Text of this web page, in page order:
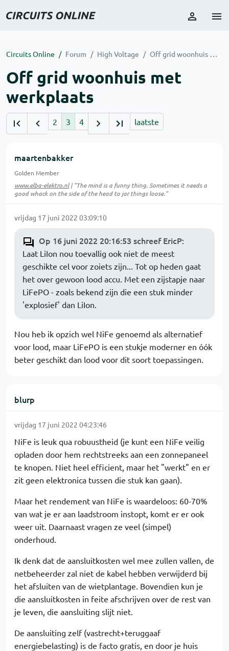
Circuits Online Forum High Voltage Off grid woonhuis met werkplaats
Off grid woonhuis met
werkplaats
2 3 4 laatste
maartenbakker
Golden Member
www.elba-elektro.nl| "The mind is a funny thing. Sometimes it needs a
good whack on the side of the head to jar things loose."
vrijdag 17 juni 2022 03:09:10
Op 16 juni 2022 20:16:53 schreef EricP:
Laat LiIon nou toevallig ook niet de meest
geschikte cel voor zoiets zijn... Tot op heden gaat
het over gewoon lood accu. Met een zijstapje naar
LiFePO - zoals bekend zijn die een stuk minder
'explosief' dan LiIon.
Nou heb ik opzich wel NiFe genoemd als alternatief
voor lood, maar LiFePO is een stukje moderner en óók
beter geschikt dan lood voor dit soort toepassingen.
blurp
vrijdag 17 juni 2022 04:23:46
NiFe is leuk qua robuustheid (je kunt een NiFe veilig
opladen door hem rechtstreeks aan een zonnepaneel
te knopen. Niet heel efficient, maar het "werkt" en er
zit geen elektronica tussen die stuk kan gaan).
Maar het rendement van NiFe is waardeloos: 60-70%
van wat je er aan laadstroom instopt, komt er er ook
weer uit. Daarnaast vragen ze veel (simpel)
onderhoud.
Ik denk dat de aansluitkosten wel mee zullen vallen, de
netbeheerder zal niet de kabel hebben verwijderd bij
het afsluiten van de wietplantage. Bovendien kun je
die aansluitkosten in feite afschrijven over de rest van
je leven, die aansluiting slijt niet.
De aansluiting zelf (vastrecht+teruggaaf
energiebelasting) is de facto gratis, en door je huis